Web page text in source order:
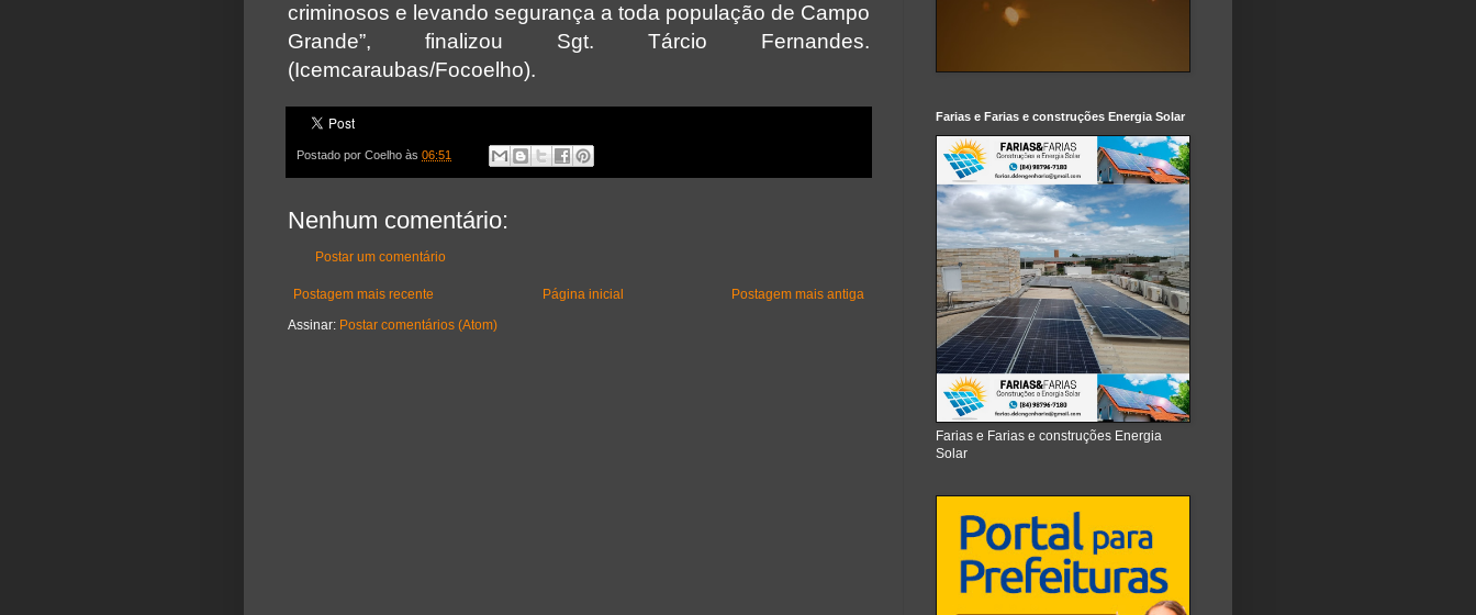
criminosos e levando segurança a toda população de Campo
Grande”, finalizou Sgt. Tárcio Fernandes.
(Icemcaraubas/Focoelho).
Postado por Coelho às 06:51
Nenhum comentário:
Postar um comentário
Postagem mais recente Postagem mais antiga
Página inicial
Assinar: Postar comentários (Atom)
Farias e Farias e construções Energia Solar
Farias e Farias e construções Energia
Solar